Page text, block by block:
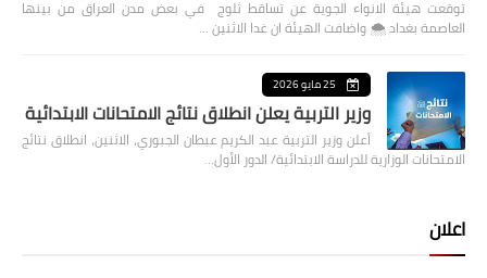
توقعت هيئة الانواء الجوية عن تساقط ثلوج في بعض مدن العراق من بينها
العاصمة بغداد ⁦🌨️⁩ واضافت الهيئة ان غدا الاثنين …
25 مايو 2026
وزير التربية يعلن انطلاق نتائج الامتحانات الابتدائية
أعلن وزير التربية عبد الكريم عبطان الجبوري، الاثنين، انطلاق نتائج
الامتحانات الوزارية للدراسة الابتدائية/ الدور الأول…
اعلان